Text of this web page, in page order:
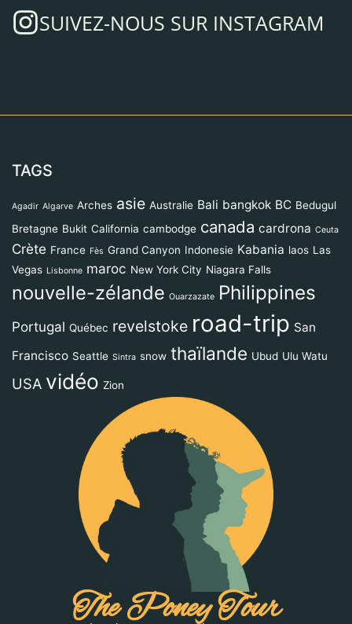
SUIVEZ-NOUS SUR INSTAGRAM
TAGS
Agadir Algarve Arches asie Australie Bali bangkok BC Bedugul
Bretagne Bukit California cambodge canada cardrona Ceuta
Crète France Fès Grand Canyon Indonesie Kabania laos Las
Vegas Lisbonne maroc New York City Niagara Falls
nouvelle-zélande Ouarzazate Philippines
Portugal Québec revelstoke road-trip San
Francisco Seattle Sintra snow thaïlande Ubud Ulu Watu
USA vidéo Zion
The Poney Tour